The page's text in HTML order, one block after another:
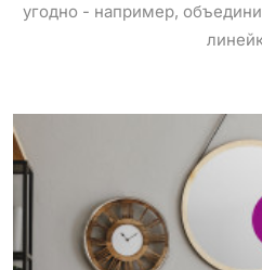
угодно - например,